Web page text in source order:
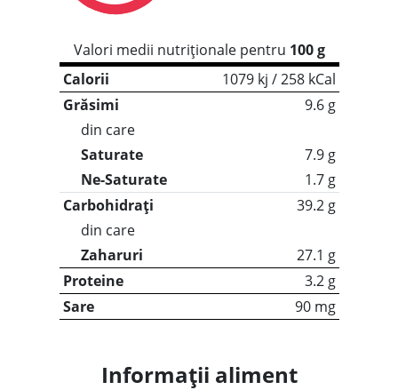
Valori medii nutriționale pentru 100 g
Calorii
1079 kj / 258 kCal
Grăsimi
9.6 g
din care
Saturate
7.9 g
Ne-Saturate
1.7 g
Carbohidrați
39.2 g
din care
Zaharuri
27.1 g
Proteine
3.2 g
Sare
90 mg
Informații aliment